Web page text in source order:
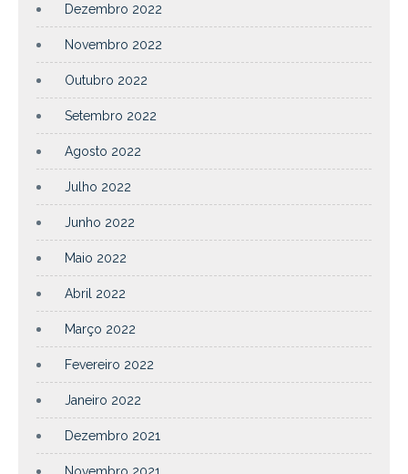
Dezembro 2022
Novembro 2022
Outubro 2022
Setembro 2022
Agosto 2022
Julho 2022
Junho 2022
Maio 2022
Abril 2022
Março 2022
Fevereiro 2022
Janeiro 2022
Dezembro 2021
Novembro 2021